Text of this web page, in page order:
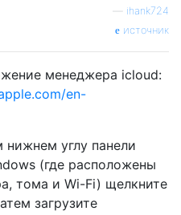
ihank724
источник
менеджера icloud:
en-
нижнем углу панели
(где расположены
тома и Wi-Fi) щелкните
загрузите